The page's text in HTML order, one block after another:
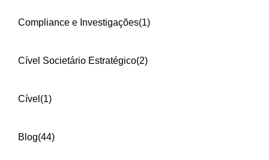
Compliance e Investigações(1)
Cível Societário Estratégico(2)
Cível (1)
Blog(44)